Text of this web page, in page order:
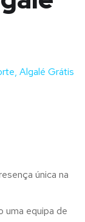
Algalé Grátis
única na
uma equipa de